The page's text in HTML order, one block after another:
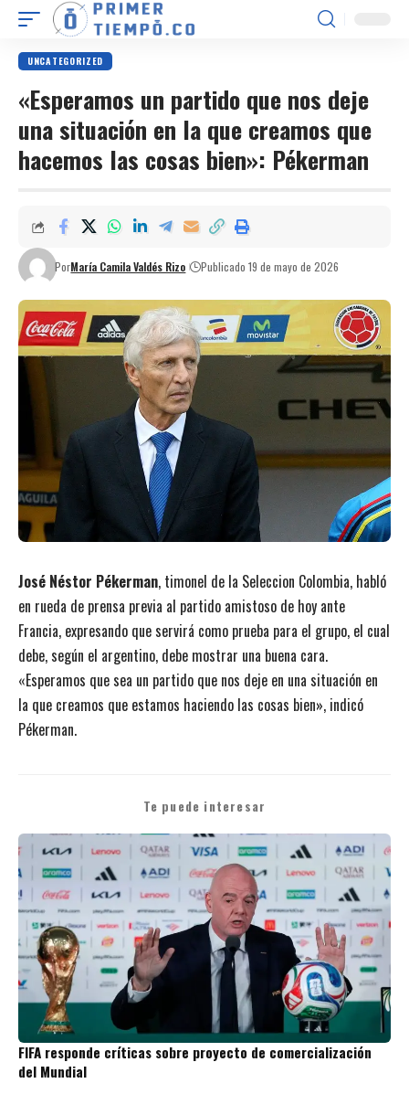
UNCATEGORIZED
«Esperamos un partido que nos deje
una situación en la que creamos que
hacemos las cosas bien»: Pékerman
PorMaría Camila Valdés Rizo Publicado 19 de mayo de 2026
José Néstor Pékerman, timonel de la Seleccion Colombia, habló
en rueda de prensa previa al partido amistoso de hoy ante
Francia, expresando que servirá como prueba para el grupo, el cual
debe, según el argentino, debe mostrar una buena cara.
«Esperamos que sea un partido que nos deje en una situación en
la que creamos que estamos haciendo las cosas bien», indicó
Pékerman.
Te puede interesar
FIFA responde críticas sobre proyecto de comercialización
del Mundial